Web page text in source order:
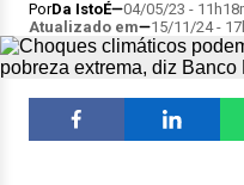
PorDa IstoÉ 04/05/23 -
Atualizado em
15/11/24 -